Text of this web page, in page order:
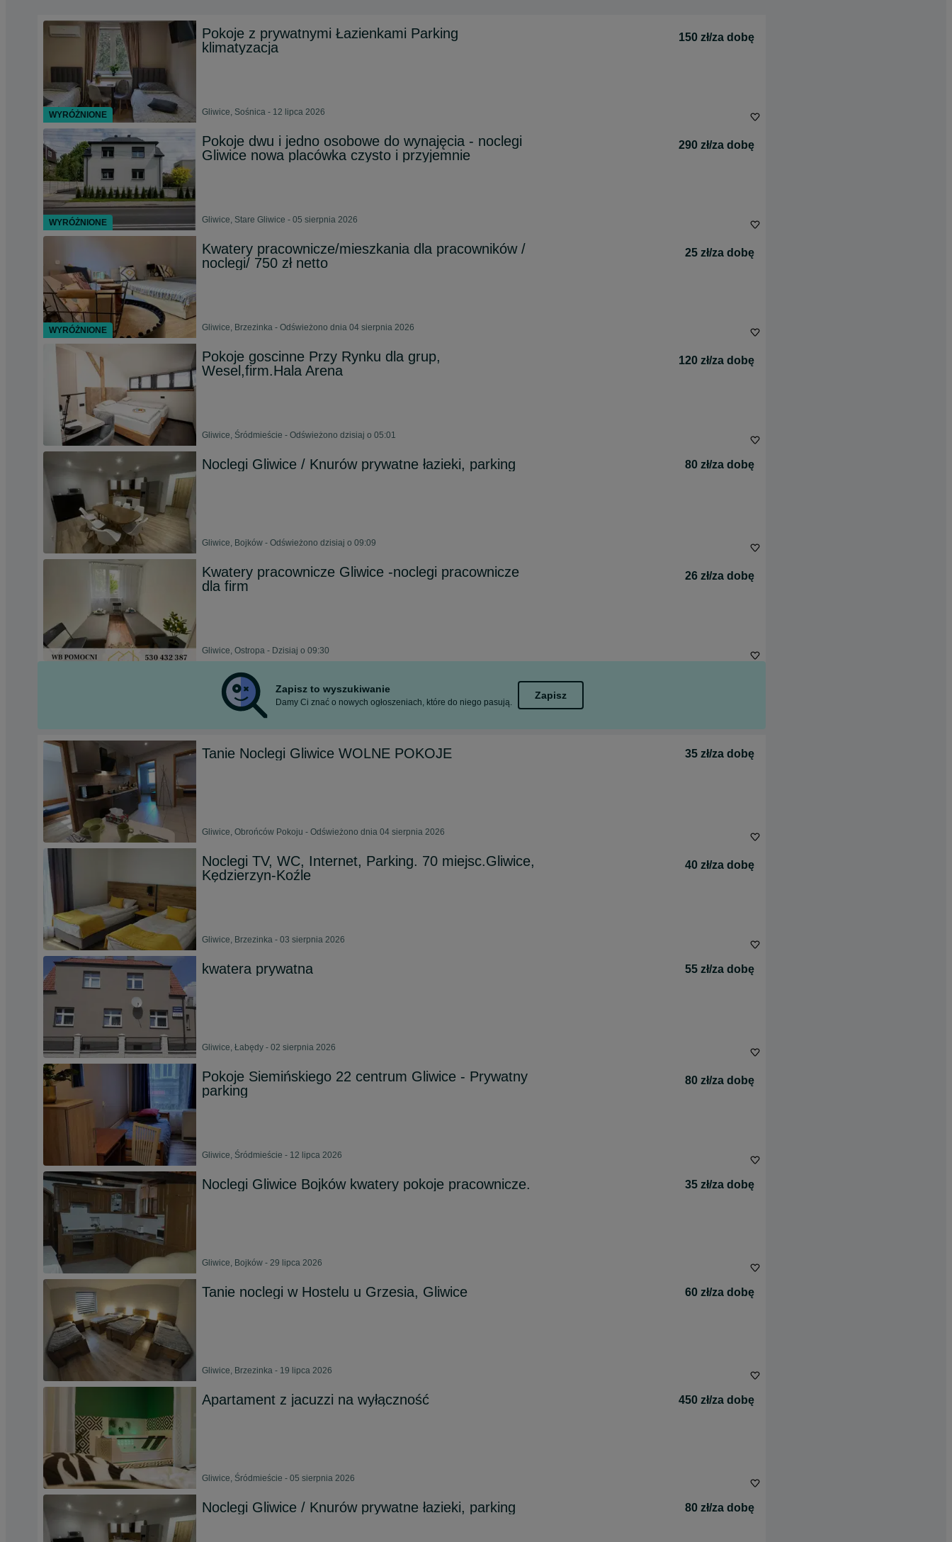
Pokoje z prywatnymi Łazienkami Parking
klimatyzacja
150 zł/za dobę
Gliwice, Sośnica - 12 lipca 2026
Pokoje dwu i jedno osobowe do wynajęcia - noclegi
Gliwice nowa placówka czysto i przyjemnie
290 zł/za dobę
Gliwice, Stare Gliwice - 05 sierpnia 2026
Kwatery pracownicze/mieszkania dla pracowników /
noclegi/ 750 zł netto
25 zł/za dobę
Gliwice, Brzezinka - Odświeżono dnia 04 sierpnia 2026
Pokoje goscinne Przy Rynku dla grup,
Wesel,firm.Hala Arena
120 zł/za dobę
Gliwice, Śródmieście - Odświeżono dzisiaj o 05:01
Noclegi Gliwice / Knurów prywatne łazieki, parking 80 zł/za dobę
Gliwice, Bojków - Odświeżono dzisiaj o 09:09
Kwatery pracownicze Gliwice -noclegi pracownicze
dla firm
26 zł/za dobę
Gliwice, Ostropa - Dzisiaj o 09:30
Zapisz to wyszukiwanie
Damy Ci znać o nowych ogłoszeniach, które do niego pasują.
Zapisz
Tanie Noclegi Gliwice WOLNE POKOJE 35 zł/za dobę
Gliwice, Obrońców Pokoju - Odświeżono dnia 04 sierpnia 2026
Noclegi TV, WC, Internet, Parking. 70 miejsc.Gliwice,
Kędzierzyn-Koźle
40 zł/za dobę
Gliwice, Brzezinka - 03 sierpnia 2026
kwatera prywatna 55 zł/za dobę
Gliwice, Łabędy - 02 sierpnia 2026
Pokoje Siemińskiego 22 centrum Gliwice - Prywatny
parking
80 zł/za dobę
Gliwice, Śródmieście - 12 lipca 2026
Noclegi Gliwice Bojków kwatery pokoje pracownicze. 35 zł/za dobę
Gliwice, Bojków - 29 lipca 2026
Tanie noclegi w Hostelu u Grzesia, Gliwice 60 zł/za dobę
Gliwice, Brzezinka - 19 lipca 2026
Apartament z jacuzzi na wyłączność 450 zł/za dobę
Gliwice, Śródmieście - 05 sierpnia 2026
Noclegi Gliwice / Knurów prywatne łazieki, parking 80 zł/za dobę
WYRÓŻNIONE
WYRÓŻNIONE
WYRÓŻNIONE